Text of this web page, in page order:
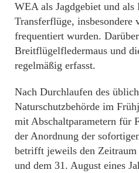
WEA als Jagdgebiet und
Transferflüge, insbesondere
frequentiert wurden.
Breitflügelfledermaus und
regelmäßig erfasst.
Nach Durchlaufen des
Naturschutzbehörde im
mit Abschaltparametern für
der Anordnung der
betrifft jeweils den
und dem 31. August eines